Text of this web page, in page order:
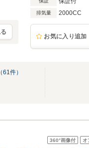
排気量 2000CC
お気に入り追加
61件）
360°画像付 オ